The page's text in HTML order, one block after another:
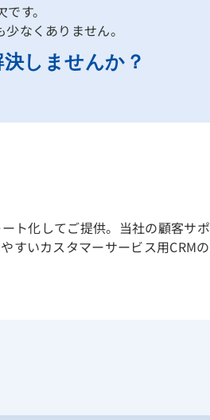
す。
なくありません。
しませんか？
ト化してご提供。当社の顧客サ
すいカスタマーサービス用CRM